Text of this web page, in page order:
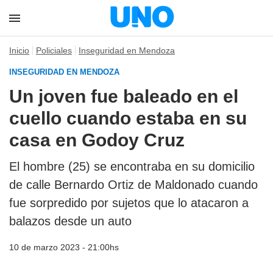
Inicio Policiales Inseguridad en Mendoza
INSEGURIDAD EN MENDOZA
Un joven fue baleado en el
cuello cuando estaba en su
casa en Godoy Cruz
El hombre (25) se encontraba en su domicilio
de calle Bernardo Ortiz de Maldonado cuando
fue sorpredido por sujetos que lo atacaron a
balazos desde un auto
10 de marzo 2023 - 21:00hs